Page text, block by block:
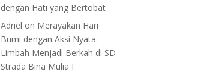
dengan Hati yang Bertobat
Adriel on Merayakan Hari
Bumi dengan Aksi Nyata:
Limbah Menjadi Berkah di SD
Strada Bina Mulia I